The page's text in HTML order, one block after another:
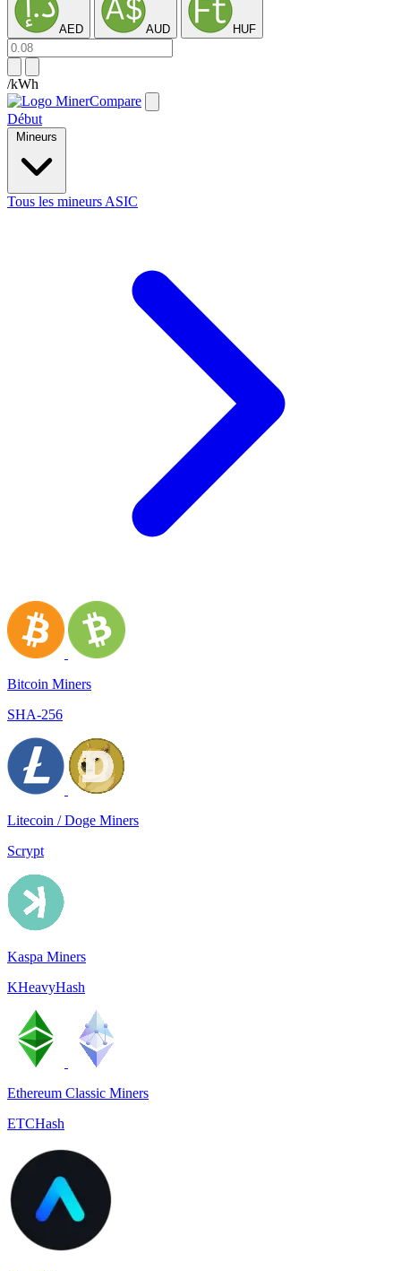
AED AUD HUF
/kWh
Début
Mineurs
Tous les mineurs ASIC
Bitcoin Miners
SHA-256
Litecoin / Doge Miners
Scrypt
Kaspa Miners
KHeavyHash
Ethereum Classic Miners
ETCHash